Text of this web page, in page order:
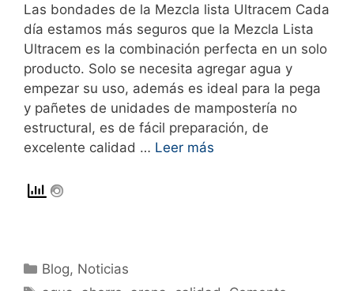
Las bondades de la Mezcla lista Ultracem Cada
día estamos más seguros que la Mezcla Lista
Ultracem es la combinación perfecta en un solo
producto. Solo se necesita agregar agua y
empezar su uso, además es ideal para la pega
y pañetes de unidades de mampostería no
estructural, es de fácil preparación, de
excelente calidad … Leer más
Blog, Noticias